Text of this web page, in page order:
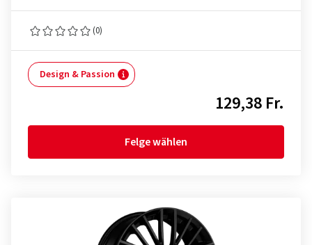
(0)
Design & Passion
129,38 Fr.
Felge wählen